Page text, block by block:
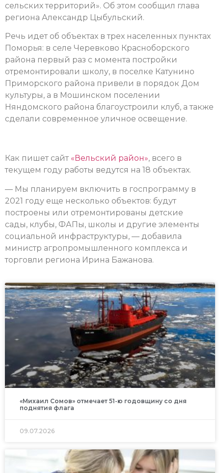
сельских территорий». Об этом сообщил глава
региона Александр Цыбульский.
Речь идет об объектах в трех населенных пунктах
Поморья: в селе Черевково Красноборского
района первый раз с момента постройки
отремонтировали школу, в поселке Катунино
Приморского района привели в порядок Дом
культуры, а в Мошинском поселении
Няндомского района благоустроили клуб, а также
сделали современное уличное освещение.
Как пишет сайт «Вельский район», всего в
текущем году работы ведутся на 18 объектах.
— Мы планируем включить в госпрограмму в
2021 году еще несколько объектов: будут
построены или отремонтированы детские
сады, клубы, ФАПы, школы и другие элементы
социальной инфраструктуры, — добавила
министр агропромышленного комплекса и
торговли региона Ирина Бажанова.
«Михаил Сомов» отмечает 51-ю годовщину со дня
поднятия флага
09.07.2026